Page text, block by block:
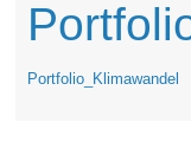
Portfolio_Klimawandel